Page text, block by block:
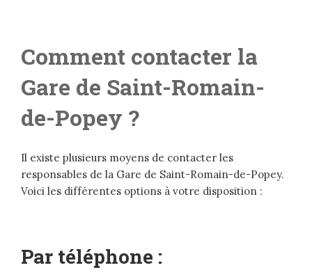
Comment contacter la
Gare de Saint-Romain-
de-Popey ?
Il existe plusieurs moyens de contacter les
responsables de la Gare de Saint-Romain-de-Popey.
Voici les différentes options à votre disposition :
Par téléphone :